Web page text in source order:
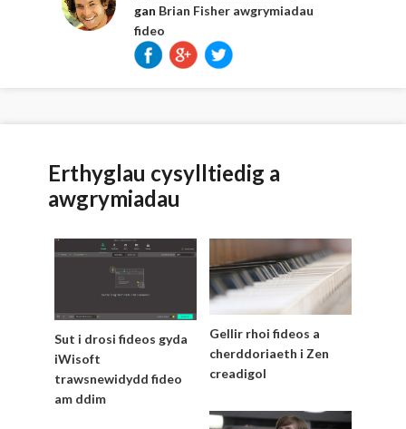
gan Brian Fisher awgrymiadau
fideo
Erthyglau cysylltiedig a
awgrymiadau
Sut i drosi fideos gyda
iWisoft
trawsnewidydd fideo
am ddim
Gellir rhoi fideos a
cherddoriaeth i Zen
creadigol